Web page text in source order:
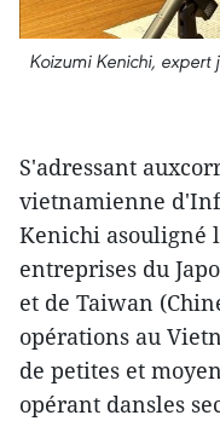
Koizumi Kenichi, expert
S'adressant
vietnamienne
Kenichi asouligné
entreprises du
et de Taiwan
opérations au
de petites et
opérant dansles